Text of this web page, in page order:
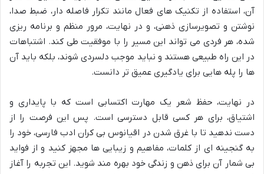
آن، استفاده از تکنیک های فعال مانند تکرار فاصله دار، ضبط صدا،
نوشتن و تصویرسازی ذهنی، و در نهایت، مرور منظم و برنامه ریزی
شده، هر فردی می تواند این مسیر را با موفقیت طی کند. اشتباهات
در این راه طبیعی هستند و نباید موجب دلسردی شوند، بلکه باید آن
ها را پله هایی برای یادگیری عمیق تر دانست.
در نهایت، حفظ شعر یک مهارت اکتسابی است که با پایداری و
اشتیاق، برای هر کسی قابل دسترسی است. پس این فرصت را از
دست ندهید تا با غرق شدن در اقیانوس بی کران ادب فارسی، خود را
به گنجینه ای از کلمات، مفاهیم و زیبایی ها مجهز کنید و از فواید
بی شمار آن برای ذهن و زندگی خود بهره مند شوید. این تجربه را آغاز